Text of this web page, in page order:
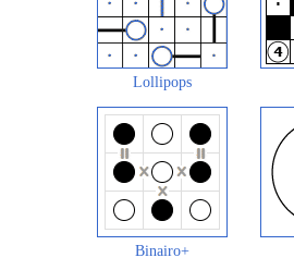
Lollipops
Binairo+